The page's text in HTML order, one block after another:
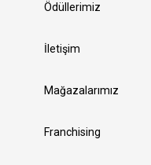
Ödüllerimiz
İletişim
Mağazalarımız
Franchising